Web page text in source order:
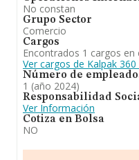
No constan
Grupo Sector
Comercio
Cargos
Encontrados 1 cargos en
Ver cargos de Kalpak 360
Número de
1 (año 2024)
Responsabilidad
Ver Información
Cotiza en Bolsa
NO